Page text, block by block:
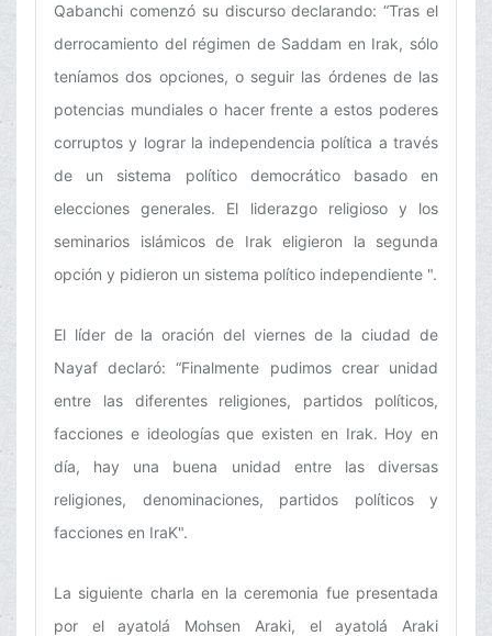
Qabanchi comenzó su discurso declarando: “Tras el
derrocamiento del régimen de Saddam en Irak, sólo
teníamos dos opciones, o seguir las órdenes de las
potencias mundiales o hacer frente a estos poderes
corruptos y lograr la independencia política a través
de un sistema político democrático basado en
elecciones generales. El liderazgo religioso y los
seminarios islámicos de Irak eligieron la segunda
opción y pidieron un sistema político independiente ".
El líder de la oración del viernes de la ciudad de
Nayaf declaró: “Finalmente pudimos crear unidad
entre las diferentes religiones, partidos políticos,
facciones e ideologías que existen en Irak. Hoy en
día, hay una buena unidad entre las diversas
religiones, denominaciones, partidos políticos y
facciones en IraK".
La siguiente charla en la ceremonia fue presentada
por el ayatolá Mohsen Araki, el ayatolá Araki